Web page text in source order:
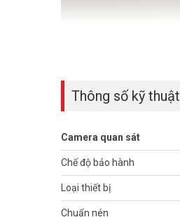
Thông số kỹ thuật
Camera quan sát
Chế độ bảo hành
Loại thiết bị
Chuẩn nén